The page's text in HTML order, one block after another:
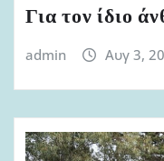
Για τον ίδιο
admin Αυγ 3,